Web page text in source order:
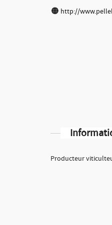
http://
Producteur